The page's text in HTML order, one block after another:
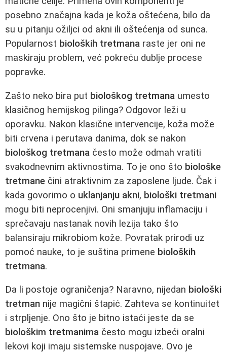
posebno značajna kada je koža oštećena, bilo da
su u pitanju ožiljci od akni ili oštećenja od sunca.
Popularnost bioloških tretmana raste jer oni ne
maskiraju problem, već pokreću dublje procese
popravke.
Zašto neko bira put biološkog tretmana umesto
klasičnog hemijskog pilinga? Odgovor leži u
oporavku. Nakon klasične intervencije, koža može
biti crvena i perutava danima, dok se nakon
biološkog tretmana često može odmah vratiti
svakodnevnim aktivnostima. To je ono što biološke
tretmane čini atraktivnim za zaposlene ljude. Čak i
kada govorimo o uklanjanju akni, biološki tretmani
mogu biti neprocenjivi. Oni smanjuju inflamaciju i
sprečavaju nastanak novih lezija tako što
balansiraju mikrobiom kože. Povratak prirodi uz
pomoć nauke, to je suština primene bioloških
tretmana.
Da li postoje ograničenja? Naravno, nijedan biološki
tretman nije magični štapić. Zahteva se kontinuitet
i strpljenje. Ono što je bitno istaći jeste da se
biološkim tretmanima često mogu izbeći oralni
lekovi koji imaju sistemske nuspojave. Ovo je